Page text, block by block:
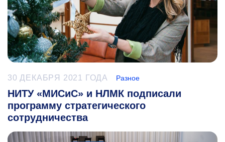
30 ДЕКАБРЯ 2021 ГОДА Разное
НИТУ «МИСиС» и НЛМК подписали
программу стратегического
сотрудничества